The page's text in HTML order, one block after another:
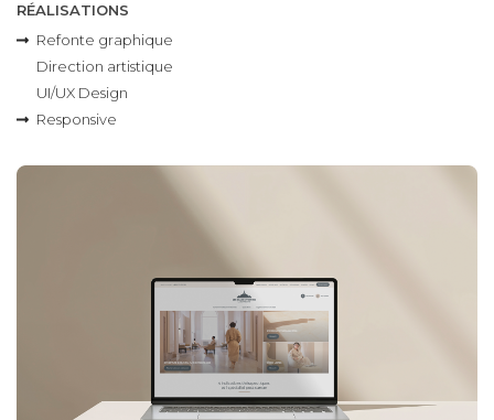
RÉALISATIONS
Refonte graphique
Direction artistique
UI/UX Design
Responsive